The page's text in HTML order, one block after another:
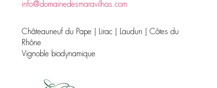
info@domainedesmaravilhas.com
Châteauneuf du Pape | Lirac | Laudun | Côtes du
Rhône
Vignoble biodynamique